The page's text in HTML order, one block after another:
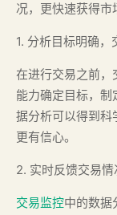
况，更快速获得市
1. 分析目标明确
在进行交易之前，
能力确定目标，
据分析可以得到科
更有信心。
2. 实时反馈交易
交易监控中的数据